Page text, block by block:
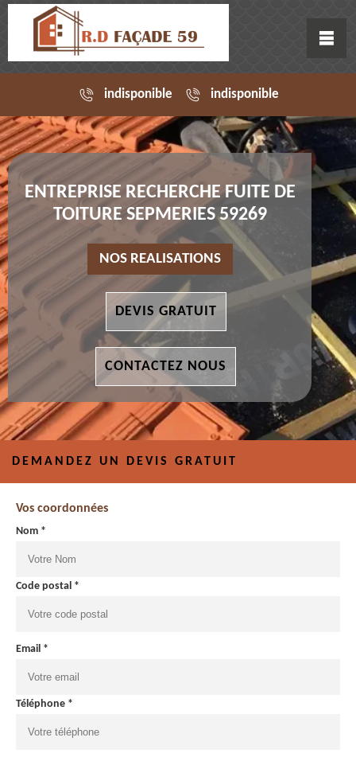
indisponible indisponible
ENTREPRISE RECHERCHE FUITE DE
TOITURE SEPMERIES 59269
NOS REALISATIONS
DEVIS GRATUIT
CONTACTEZ NOUS
DEMANDEZ UN DEVIS GRATUIT
Vos coordonnées
Nom *
Code postal *
Email *
Téléphone *